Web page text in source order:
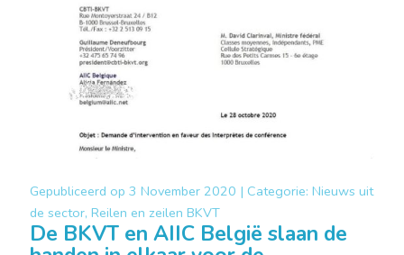
Gepubliceerd op 3 November 2020 | Categorie: Nieuws uit
de sector, Reilen en zeilen BKVT
De BKVT en AIIC België slaan de